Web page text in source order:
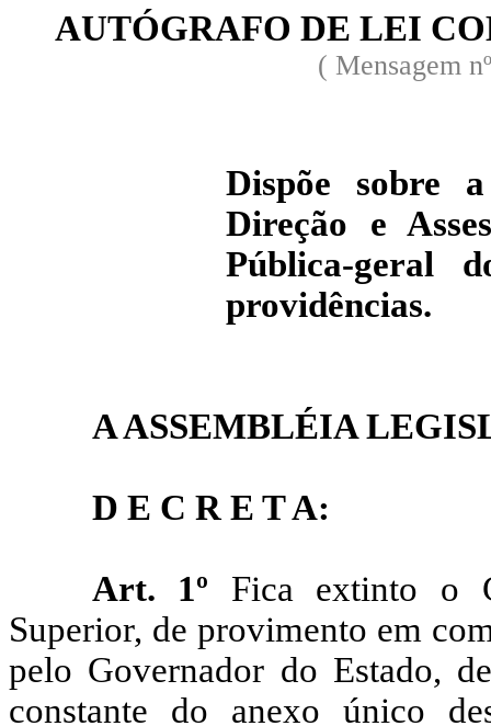
AUTÓGRAFO DE LEI
( Mensagem
Dispõe sobre
Direção e
Pública-geral
providências.
A ASSEMBLÉIA
D E C R E T A:
Art. 1º Fica extinto o
Superior, de provimento em
pelo Governador do Estado,
constante do anexo único